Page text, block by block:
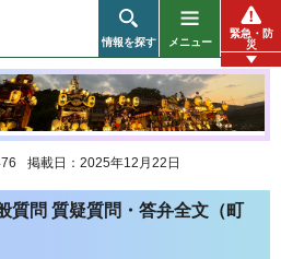
情報を探す メニュー
緊急・防
災
掲載日：2025年12月22日
質問 質疑質問・答弁全文（町